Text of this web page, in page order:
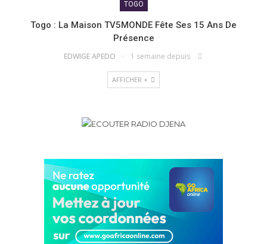
TOGO
Togo : La Maison TV5MONDE Fête Ses 15 Ans De
Présence
EDWIGE APEDO 1 semaine depuis
AFFICHER +